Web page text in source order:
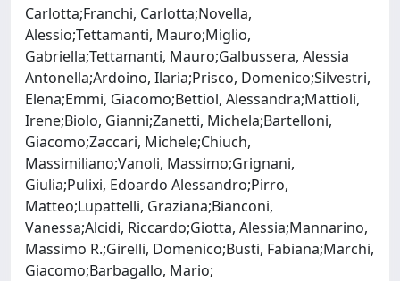
Carlotta;Franchi, Carlotta;Novella,
Alessio;Tettamanti, Mauro;Miglio,
Gabriella;Tettamanti, Mauro;Galbussera, Alessia
Antonella;Ardoino, Ilaria;Prisco, Domenico;Silvestri,
Elena;Emmi, Giacomo;Bettiol, Alessandra;Mattioli,
Irene;Biolo, Gianni;Zanetti, Michela;Bartelloni,
Giacomo;Zaccari, Michele;Chiuch,
Massimiliano;Vanoli, Massimo;Grignani,
Giulia;Pulixi, Edoardo Alessandro;Pirro,
Matteo;Lupattelli, Graziana;Bianconi,
Vanessa;Alcidi, Riccardo;Giotta, Alessia;Mannarino,
Massimo R.;Girelli, Domenico;Busti, Fabiana;Marchi,
Giacomo;Barbagallo, Mario;